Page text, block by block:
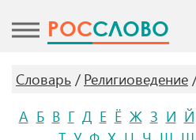
POCСЛОВО
Словарь Религиоведение
А Б В Г Д Е Ё Ж З И Й